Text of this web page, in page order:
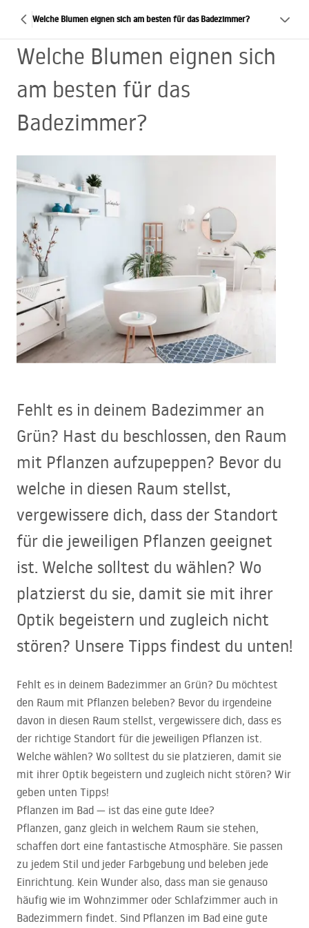
Welche Blumen eignen sich am besten für das Badezimmer?
Welche Blumen eignen sich
am besten für das
Badezimmer?
Fehlt es in deinem Badezimmer an
Grün? Hast du beschlossen, den Raum
mit Pflanzen aufzupeppen? Bevor du
welche in diesen Raum stellst,
vergewissere dich, dass der Standort
für die jeweiligen Pflanzen geeignet
ist. Welche solltest du wählen? Wo
platzierst du sie, damit sie mit ihrer
Optik begeistern und zugleich nicht
stören? Unsere Tipps findest du unten!
Fehlt es in deinem Badezimmer an Grün? Du möchtest
den Raum mit Pflanzen beleben? Bevor du irgendeine
davon in diesen Raum stellst, vergewissere dich, dass es
der richtige Standort für die jeweiligen Pflanzen ist.
Welche wählen? Wo solltest du sie platzieren, damit sie
mit ihrer Optik begeistern und zugleich nicht stören? Wir
geben unten Tipps!
Pflanzen im Bad — ist das eine gute Idee?
Pflanzen, ganz gleich in welchem Raum sie stehen,
schaffen dort eine fantastische Atmosphäre. Sie passen
zu jedem Stil und jeder Farbgebung und beleben jede
Einrichtung. Kein Wunder also, dass man sie genauso
häufig wie im Wohnzimmer oder Schlafzimmer auch in
Badezimmern findet. Sind Pflanzen im Bad eine gute